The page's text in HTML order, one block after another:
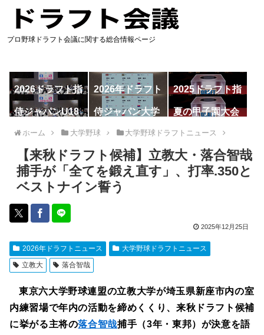
プロ野球ドラフト会議に関する総合情報ページ
2026ドラフト指
名予想
2026年ドラフト
候補
2025ドラフト指
名一覧
侍ジャパンU18
代表
侍ジャパン大学
代表
夏の甲子園大会
ホーム 大学野球 大学野球ドラフトニュース
【来秋ドラフト候補】立教大・落合智哉
捕手が「全てを鍛え直す」、打率.350と
ベストナイン誓う
2025年12月25日
2026年ドラフトニュース
大学野球ドラフトニュース
立教大
落合智哉
東京六大学野球連盟の立教大学が埼玉県新座市内の室
内練習場で年内の活動を締めくくり、来秋ドラフト候補
に挙がる主将の落合智哉捕手（3年・東邦）が決意を語